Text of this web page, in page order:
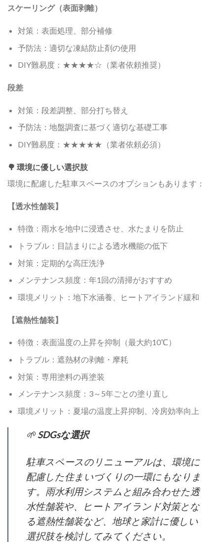
スケーリング（表面剥離）
対策：表面処理、部分補修
予防法：適切な凍結防止剤の使用
DIY難易度：★★★★☆（業者依頼推奨）
段差
対策：段差調整、部分打ち替え
予防法：地盤調査に基づく適切な基礎工事
DIY難易度：★★★★★（業者依頼必須）
🌳 環境に優しい選択肢
環境に配慮した駐車スペースのオプションもあります：
【透水性舗装】
特徴：雨水を地中に浸透させ、水たまりを防止
トラブル：目詰まりによる透水機能の低下
対策：定期的な高圧洗浄
メンテナンス頻度：年1回の清掃がおすすめ
環境メリット：地下水涵養、ヒートアイランド緩和
【遮熱性舗装】
特徴：表面温度の上昇を抑制（最大約10℃）
トラブル：遮熱材の剥離・摩耗
対策：専用塗料の再塗装
メンテナンス頻度：3～5年ごとの塗り直し
環境メリット：夏場の温度上昇抑制、冷房効率向上
🌱SDGsな選択
駐車スペースのリニューアルは、環境に
配慮した住まいづくりの一環にもなりま
す。雨水利用システムと組み合わせた透
水性舗装や、ヒートアイランド対策とな
る遮熱性舗装など、地球と家計に優しい
選択肢を検討してみてください。